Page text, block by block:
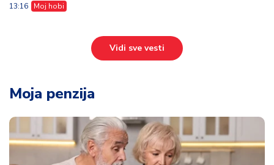
13:16 Moj hobi
Vidi sve vesti
Moja penzija